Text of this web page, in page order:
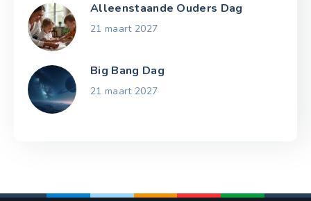
Alleenstaande Ouders Dag
21 maart 2027
Big Bang Dag
21 maart 2027